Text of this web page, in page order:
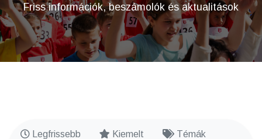
Friss információk, beszámolók és aktualitások
Legfrissebb Kiemelt Témák